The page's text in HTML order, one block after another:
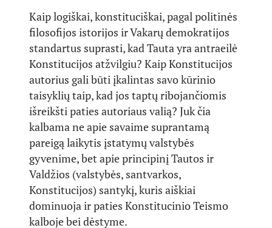
Kaip logiškai, konstituciškai, pagal politinės
filosofijos istorijos ir Vakarų demokratijos
standartus suprasti, kad Tauta yra antraeilė
Konstitucijos atžvilgiu? Kaip Konstitucijos
autorius gali būti įkalintas savo kūrinio
taisyklių taip, kad jos taptų ribojančiomis
išreikšti paties autoriaus valią? Juk čia
kalbama ne apie savaime suprantamą
pareigą laikytis įstatymų valstybės
gyvenime, bet apie principinį Tautos ir
Valdžios (valstybės, santvarkos,
Konstitucijos) santykį, kuris aiškiai
dominuoja ir paties Konstitucinio Teismo
kalboje bei dėstyme.